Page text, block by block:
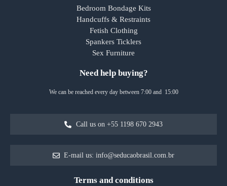
Bedroom Bondage Kits
Handcuffs & Restraints
Fetish Clothing
Spankers Ticklers
Sex Furniture
Need help buying?
We can be reached every day between 7:00 and 15:00
Call us on +55 1198 670 2943
E-mail us: info@seducaobrasil.com.br
Terms and conditions